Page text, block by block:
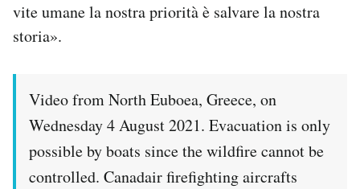
vite umane la nostra priorità è salvare la nostra
storia».
Video from North Euboea, Greece, on
Wednesday 4 August 2021. Evacuation is only
possible by boats since the wildfire cannot be
controlled. Canadair firefighting aircrafts